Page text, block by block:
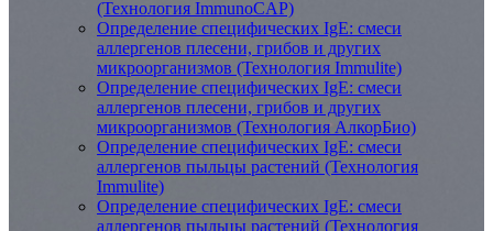
(Технология ImmunoCAP)
Определение специфических IgE: смеси
аллергенов плесени, грибов и других
микроорганизмов (Технология Immulite)
Определение специфических IgE: смеси
аллергенов плесени, грибов и других
микроорганизмов (Технология АлкорБио)
Определение специфических IgE: смеси
аллергенов пыльцы растений (Технология
Immulite)
Определение специфических IgE: смеси
аллергенов пыльцы растений (Технология